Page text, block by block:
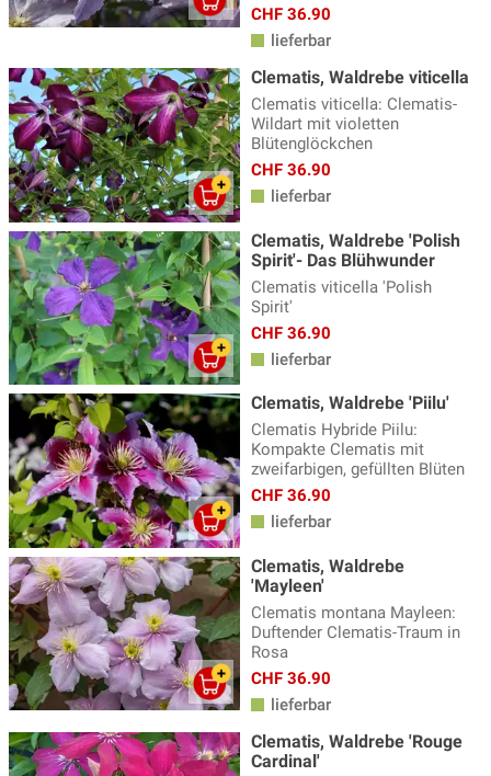
CHF 36.90
lieferbar
Clematis, Waldrebe viticella
Clematis viticella: Clematis-
Wildart mit violetten
Blütenglöckchen
CHF 36.90
lieferbar
Clematis, Waldrebe 'Polish
Spirit'- Das Blühwunder
Clematis viticella 'Polish
Spirit'
CHF 36.90
lieferbar
Clematis, Waldrebe 'Piilu'
Clematis Hybride Piilu:
Kompakte Clematis mit
zweifarbigen, gefüllten Blüten
CHF 36.90
lieferbar
Clematis, Waldrebe
'Mayleen'
Clematis montana Mayleen:
Duftender Clematis-Traum in
Rosa
CHF 36.90
lieferbar
Clematis, Waldrebe 'Rouge
Cardinal'